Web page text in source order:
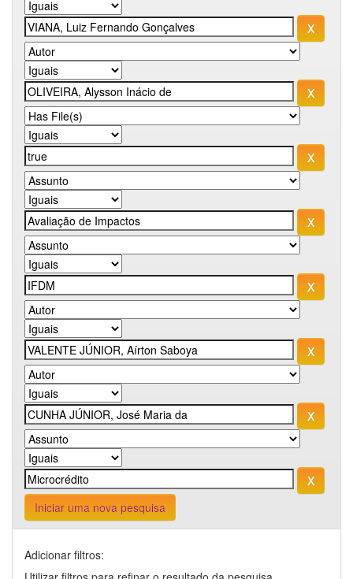
Iniciar uma nova pesquisa
Adicionar filtros: